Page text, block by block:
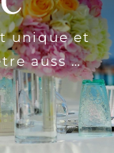
unique et
auss …